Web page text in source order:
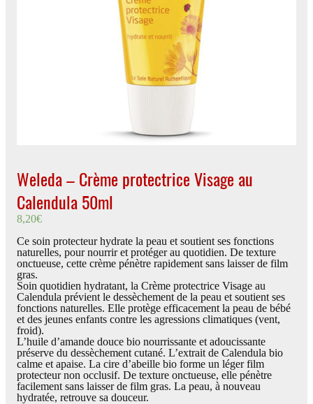
Weleda – Crème protectrice Visage au
Calendula 50ml
8,20€
Ce soin protecteur hydrate la peau et soutient ses fonctions
naturelles, pour nourrir et protéger au quotidien. De texture
onctueuse, cette crème pénètre rapidement sans laisser de film
gras.
Soin quotidien hydratant, la Crème protectrice Visage au
Calendula prévient le dessèchement de la peau et soutient ses
fonctions naturelles. Elle protège efficacement la peau de bébé
et des jeunes enfants contre les agressions climatiques (vent,
froid).
L’huile d’amande douce bio nourrissante et adoucissante
préserve du dessèchement cutané. L’extrait de Calendula bio
calme et apaise. La cire d’abeille bio forme un léger film
protecteur non occlusif. De texture onctueuse, elle pénètre
facilement sans laisser de film gras. La peau, à nouveau
hydratée, retrouve sa douceur.